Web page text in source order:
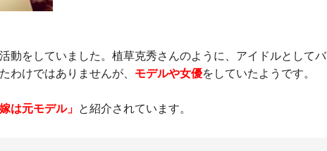
動をしていました。植草克秀さんのように、アイドルとしてバ
わけではありませんが、 モデルや女優をしていたようです。
嫁は元モデル」 と紹介されています。